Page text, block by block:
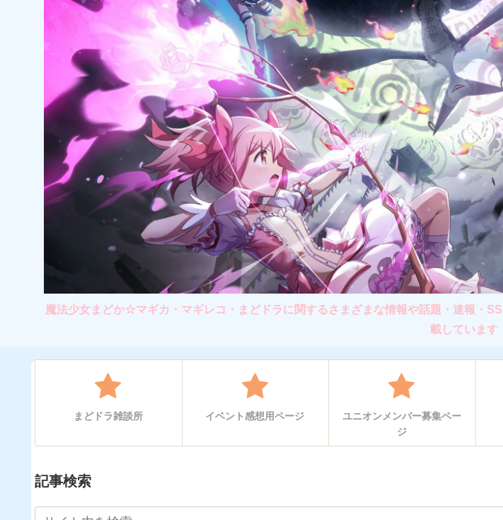
魔法少女まどか☆マギカ・マギレコ・まどドラに関するさまざまな情報や話題・速報・
載しています
まどドラ雑談所 イベント感想用ページ
ユニオンメンバー募集ペー
ジ
記事検索